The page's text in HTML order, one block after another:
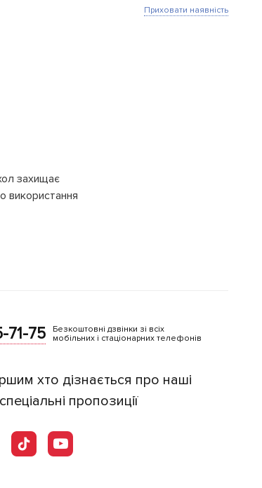
Приховати наявність
захищає
використання
71-75
Безкоштовні дзвінки зі всіх
мобільних і стаціонарних телефонів
хто дізнається про наші
пропозиції